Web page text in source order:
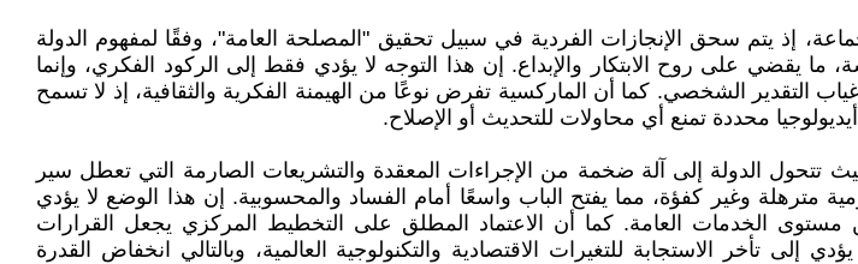
إذ يتم سحق الإنجازات الفردية في سبيل تحقيق "المصلحة العامة"، وفقًا لمفهوم الدولة
ما يقضي على روح الابتكار والإبداع. إن هذا التوجه لا يؤدي فقط إلى الركود الفكري، وإنما
التقدير الشخصي. كما أن الماركسية تفرض نوعًا من الهيمنة الفكرية والثقافية، إذ لا تسمح
محددة تمنع أي محاولات للتحديث أو الإصلاح.
تتحول الدولة إلى آلة ضخمة من الإجراءات المعقدة والتشريعات الصارمة التي تعطل سير
مترهلة وغير كفؤة، مما يفتح الباب واسعًا أمام الفساد والمحسوبية. إن هذا الوضع لا يؤدي
مستوى الخدمات العامة. كما أن الاعتماد المطلق على التخطيط المركزي يجعل القرارات
تأخر الاستجابة للتغيرات الاقتصادية والتكنولوجية العالمية، وبالتالي انخفاض القدرة